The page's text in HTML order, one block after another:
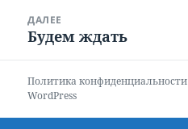
ДАЛЕЕ
Следующая
Будем ждать
Политика конфиденциальности
WordPress